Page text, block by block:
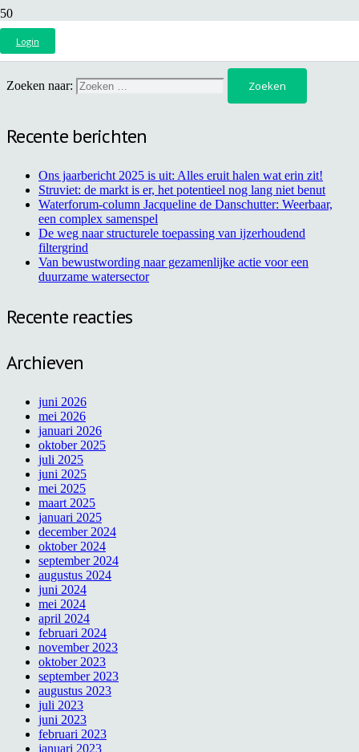
Login
Struviet erkend als grondstof
Zoeken naar:
Recente berichten
Ons jaarbericht 2025 is uit: Alles eruit halen wat erin zit!
Struviet: de markt is er, het potentieel nog lang niet benut
Waterforum-column Jacqueline de Danschutter: Weerbaar,
een complex samenspel
De weg naar structurele toepassing van ijzerhoudend
filtergrind
Van bewustwording naar gezamenlijke actie voor een
duurzame watersector
Recente reacties
Archieven
juni 2026
mei 2026
januari 2026
oktober 2025
juli 2025
juni 2025
mei 2025
maart 2025
januari 2025
december 2024
oktober 2024
september 2024
augustus 2024
juni 2024
mei 2024
april 2024
februari 2024
november 2023
oktober 2023
september 2023
augustus 2023
juli 2023
juni 2023
februari 2023
januari 2023